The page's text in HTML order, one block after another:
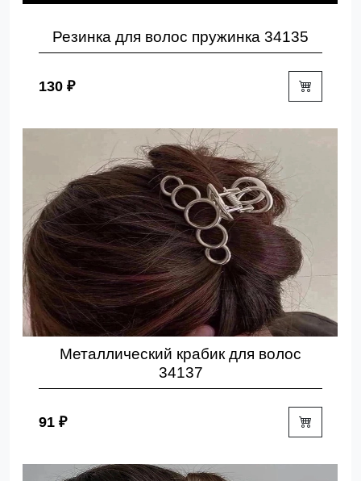
Резинка для волос пружинка 34135
130 ₽
Металлический крабик для волос
34137
91 ₽